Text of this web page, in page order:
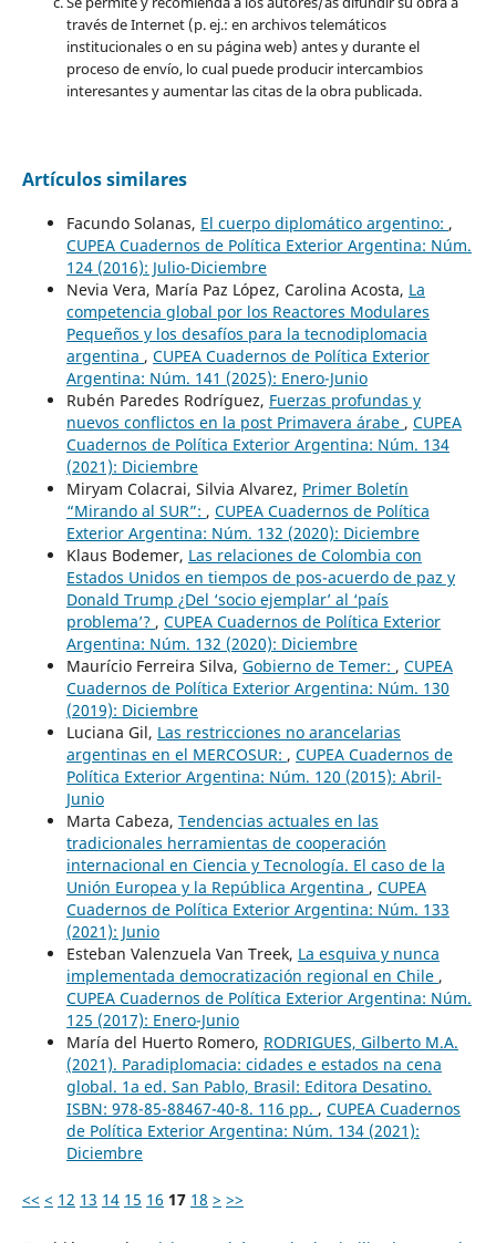
través de Internet (p. ej.: en archivos telemáticos
institucionales o en su página web) antes y durante el
proceso de envío, lo cual puede producir intercambios
interesantes y aumentar las citas de la obra publicada.
Artículos similares
Facundo Solanas, El cuerpo diplomático argentino: ,
CUPEA Cuadernos de Política Exterior Argentina: Núm.
124 (2016): Julio-Diciembre
Nevia Vera, María Paz López, Carolina Acosta, La
competencia global por los Reactores Modulares
Pequeños y los desafíos para la tecnodiplomacia
argentina , CUPEA Cuadernos de Política Exterior
Argentina: Núm. 141 (2025): Enero-Junio
Rubén Paredes Rodríguez, Fuerzas profundas y
nuevos conflictos en la post Primavera árabe , CUPEA
Cuadernos de Política Exterior Argentina: Núm. 134
(2021): Diciembre
Miryam Colacrai, Silvia Alvarez, Primer Boletín
“Mirando al SUR”: , CUPEA Cuadernos de Política
Exterior Argentina: Núm. 132 (2020): Diciembre
Klaus Bodemer, Las relaciones de Colombia con
Estados Unidos en tiempos de pos-acuerdo de paz y
Donald Trump ¿Del ‘socio ejemplar’ al ‘país
problema’? , CUPEA Cuadernos de Política Exterior
Argentina: Núm. 132 (2020): Diciembre
Maurício Ferreira Silva, Gobierno de Temer: , CUPEA
Cuadernos de Política Exterior Argentina: Núm. 130
(2019): Diciembre
Luciana Gil, Las restricciones no arancelarias
argentinas en el MERCOSUR: , CUPEA Cuadernos de
Política Exterior Argentina: Núm. 120 (2015): Abril-
Junio
Marta Cabeza, Tendencias actuales en las
tradicionales herramientas de cooperación
internacional en Ciencia y Tecnología. El caso de la
Unión Europea y la República Argentina , CUPEA
Cuadernos de Política Exterior Argentina: Núm. 133
(2021): Junio
Esteban Valenzuela Van Treek, La esquiva y nunca
implementada democratización regional en Chile ,
CUPEA Cuadernos de Política Exterior Argentina: Núm.
125 (2017): Enero-Junio
María del Huerto Romero, RODRIGUES, Gilberto M.A.
(2021). Paradiplomacia: cidades e estados na cena
global. 1a ed. San Pablo, Brasil: Editora Desatino.
ISBN: 978-85-88467-40-8. 116 pp. , CUPEA Cuadernos
de Política Exterior Argentina: Núm. 134 (2021):
Diciembre
<< < 12 13 14 15 16 17 18 > >>